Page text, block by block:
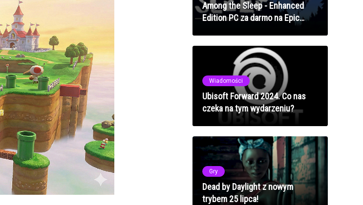
Among the Sleep - Enhanced
Edition PC za darmo na Epic
Wiadomości
Ubisoft Forward 2024. Co nas
czeka na tym wydarzeniu?
Gry
Dead by Daylight z nowym
trybem 25 lipca!